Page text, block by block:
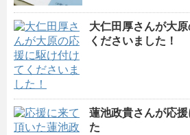
大仁田厚さんが大
くださいました！
蓮池政貴さんが応
た